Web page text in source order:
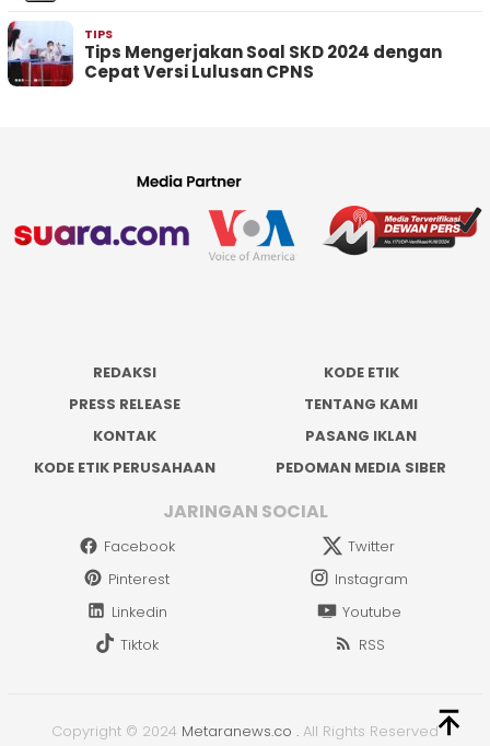
TIPS
Tips Mengerjakan Soal SKD 2024 dengan
Cepat Versi Lulusan CPNS
REDAKSI
KODE ETIK
PRESS RELEASE
TENTANG KAMI
KONTAK
PASANG IKLAN
KODE ETIK PERUSAHAAN
PEDOMAN MEDIA SIBER
JARINGAN SOCIAL
Facebook
Twitter
Pinterest
Instagram
Linkedin
Youtube
Tiktok
RSS
Copyright © 2024 Metaranews.co . All Rights Reserved